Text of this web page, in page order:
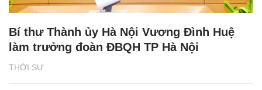
THỜI SỰ
Bí thư Thành ủy Hà Nội Vương Đình Huệ
làm trưởng đoàn ĐBQH TP Hà Nội